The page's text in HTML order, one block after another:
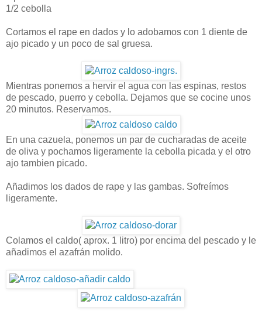
1/2 cebolla
Cortamos el rape en dados y lo adobamos con 1 diente de
ajo picado y un poco de sal gruesa.
Mientras ponemos a hervir el agua con las espinas, restos
de pescado, puerro y cebolla. Dejamos que se cocine unos
20 minutos. Reservamos.
En una cazuela, ponemos un par de cucharadas de aceite
de oliva y pochamos ligeramente la cebolla picada y el otro
ajo tambien picado.
Añadimos los dados de rape y las gambas. Sofreímos
ligeramente.
Colamos el caldo( aprox. 1 litro) por encima del pescado y le
añadimos el azafrán molido.